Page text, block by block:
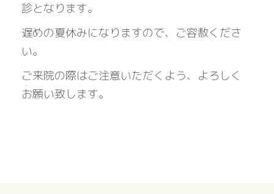
診となります。
遅めの夏休みになりますので、ご容赦くださ
い。
ご来院の際はご注意いただくよう、よろしく
お願い致します。